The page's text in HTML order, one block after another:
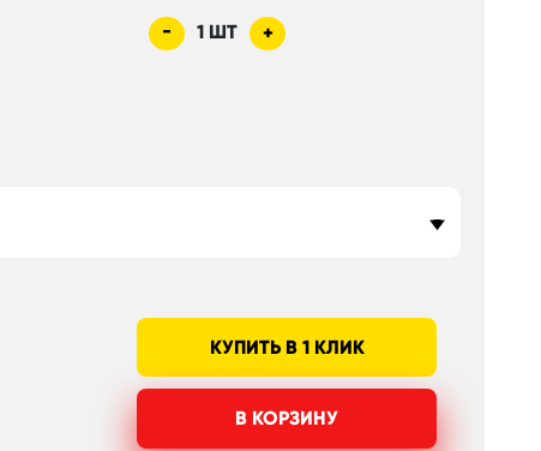
- 1 ШТ +
КУПИТЬ В 1 КЛИК
В КОРЗИНУ